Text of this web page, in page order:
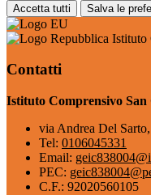
Accetta tutti Salva le
Istituto
Contatti
Istituto Comprensivo
via Andrea Del
Tel: 0106045331
Email:
PEC:
C.F.: 92020560105